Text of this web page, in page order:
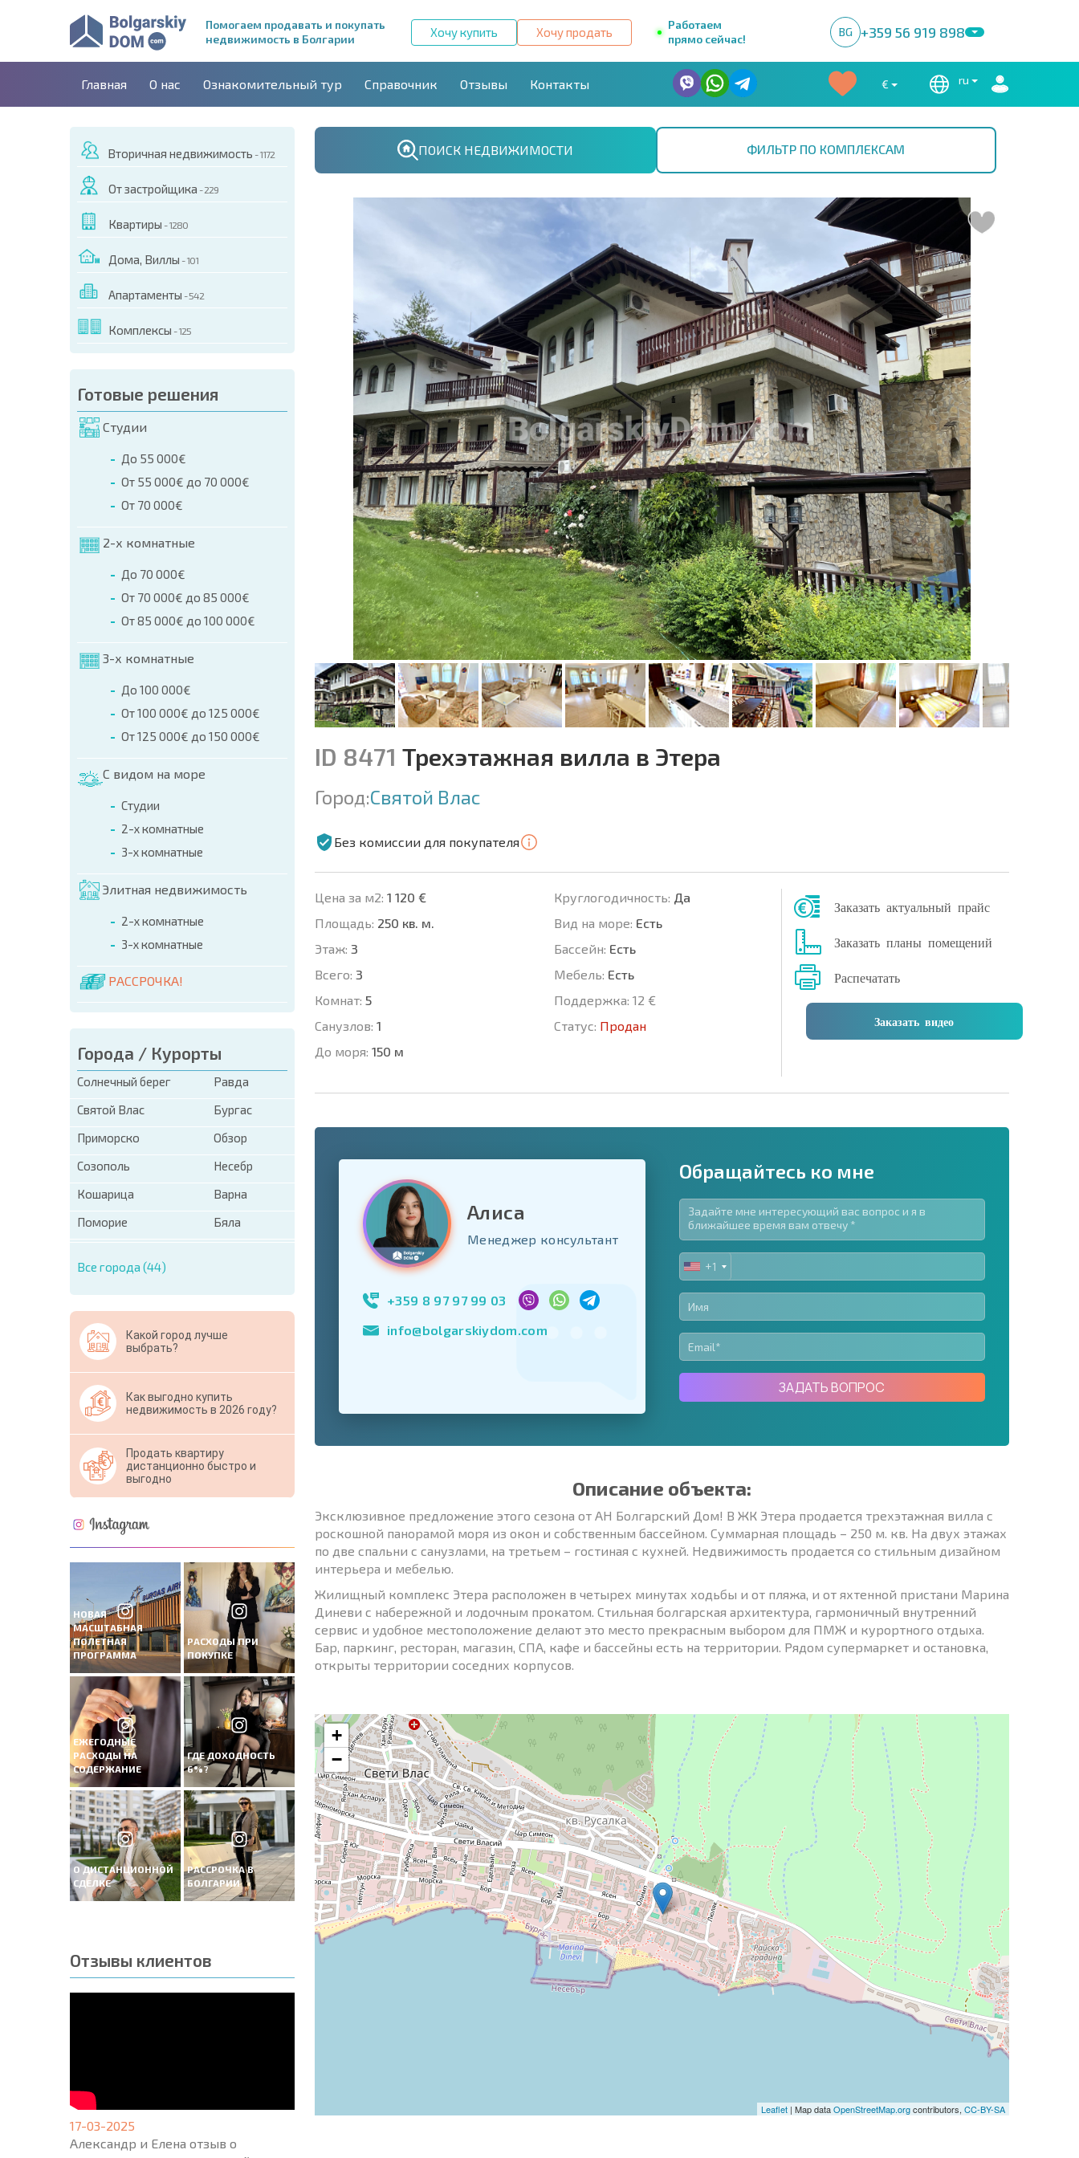
Помогаем продавать и покупать
недвижимость в Болгарии
Хочу купить Хочу продать
Работаем
прямо сейчас!
BG +359 56 919 898
Главная О нас Ознакомительный тур Справочник Отзывы Контакты € ru
Вторичная недвижимость - 1172
От застройщика - 229
Квартиры - 1280
Дома, Виллы - 101
Апартаменты - 542
Комплексы - 125
Готовые решения
Студии
До 55 000€
От 55 000€ до 70 000€
От 70 000€
2-х комнатные
До 70 000€
От 70 000€ до 85 000€
От 85 000€ до 100 000€
3-х комнатные
До 100 000€
От 100 000€ до 125 000€
От 125 000€ до 150 000€
С видом на море
Студии
2-х комнатные
3-х комнатные
Элитная недвижимость
2-х комнатные
3-х комнатные
РАССРОЧКА!
Города / Курорты
Солнечный берег
Равда
Святой Влас
Бургас
Приморско
Обзор
Созополь
Несебр
Кошарица
Варна
Поморие
Бяла
Все города (44)
Какой город лучше
выбрать?
Как выгодно купить
недвижимость в 2026 году?
Продать квартиру
дистанционно быстро и
выгодно
НОВАЯ
МАСШТАБНАЯ
ПОЛЕТНАЯ
ПРОГРАММА
РАСХОДЫ ПРИ
ПОКУПКЕ
ЕЖЕГОДНЫЕ
РАСХОДЫ НА
СОДЕРЖАНИЕ
ГДЕ ДОХОДНОСТЬ
6%?
О ДИСТАНЦИОННОЙ
СДЕЛКЕ
РАССРОЧКА В
БОЛГАРИИ
Отзывы клиентов
17-03-2025
Александр и Елена отзыв о
ПОИСК НЕДВИЖИМОСТИ ФИЛЬТР ПО КОМПЛЕКСАМ
ЭТОГО ОБЪЕКТА
телефонам:
+359 8 9797 99 03
ID 8471 Трехэтажная вилла в Этера
Город:Святой Влас
Без комиссии для покупателя
Цена за м2: 1 120 €
Площадь: 250 кв. м.
Этаж: 3
Всего: 3
Комнат: 5
Санузлов: 1
До моря: 150 м
Круглогодичность: Да
Вид на море: Есть
Басcейн: Есть
Мебель: Есть
Поддержка: 12 €
Статус: Продан
Заказать актуальный прайс
Заказать планы помещений
Распечатать
Заказать видео
United
+1
* Поля обязательные для заполнения
Свернуть форму
Подписаться на рассылку | Нажимая кнопку, вы разрешаете
использование своих данных.
Отправить сообщение
Алиса
Менеджер консультант
+359 8 97 97 99 03
info@bolgarskiydom.com
Обращайтесь ко мне
UNITED
STATES
+1
+1
ЗАДАТЬ ВОПРОС
Описание объекта:
Эксклюзивное предложение этого сезона от АН Болгарский Дом! В ЖК Этера продается трехэтажная вилла с
роскошной панорамой моря из окон и собственным бассейном. Суммарная площадь – 250 м. кв. На двух этажах
по две спальни с санузлами, на третьем – гостиная с кухней. Недвижимость продается со стильным дизайном
интерьера и мебелью.
Жилищный комплекс Этера расположен в четырех минутах ходьбы и от пляжа, и от яхтенной пристани Марина
Диневи с набережной и лодочным прокатом. Стильная болгарская архитектура, гармоничный внутренний
сервис и удобное местоположение делают это место прекрасным выбором для ПМЖ и курортного отдыха.
Бар, паркинг, ресторан, магазин, СПА, кафе и бассейны есть на территории. Рядом супермаркет и остановка,
открыты территории соседних корпусов.
+
−
Leaflet | Map dataOpenStreetMap.orgcontributors, CC-BY-SA